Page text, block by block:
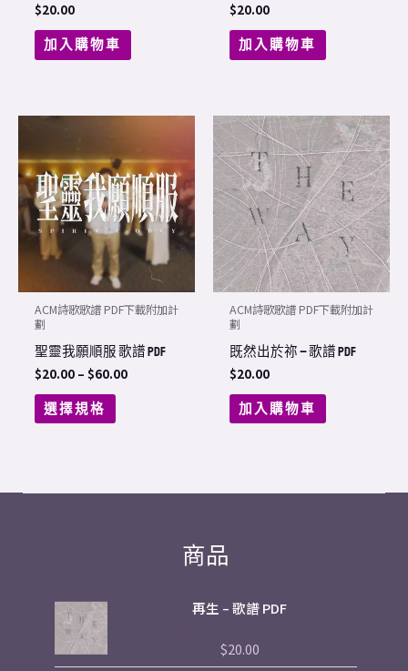
$20.00
加入購物車
$20.00
加入購物車
ACM詩歌歌譜 PDF下載附加計
劃
聖靈我願順服 歌譜 PDF
$20.00 – $60.00
through
$60.00
選擇規格
has
multiple
variants.
The
options
may
chosen
on
the
product
ACM詩歌歌譜 PDF下載附加計
劃
既然出於祢 – 歌譜 PDF
$20.00
加入購物車
商品
再生 – 歌譜 PDF
$20.00